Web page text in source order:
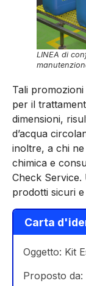
LINEA di
Tali
per il
dimensioni,
d’acqua
inoltre, a chi
chimica e
Check
prodotti sicuri
Carta
Oggetto: Kit
Proposto da: